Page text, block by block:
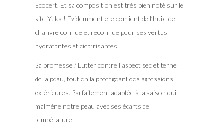
Ecocert. Et sa composition est très bien noté sur le
site Yuka ! Évidemment elle contient de l’huile de
chanvre connue et reconnue pour ses vertus
hydratantes et cicatrisantes.
Sa promesse ? Lutter contre l’aspect sec et terne
de la peau, tout en la protégeant des agressions
extérieures. Parfaitement adaptée à la saison qui
malmène notre peau avec ses écarts de
température.